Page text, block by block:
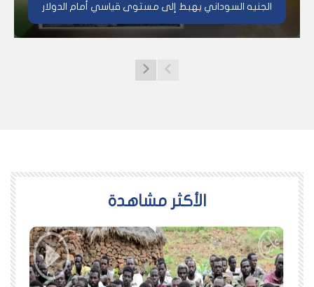
الجنيه السوداني يهبط إلى مستوى قياسي أمام الدولار
اﻷكثر مشاهدة